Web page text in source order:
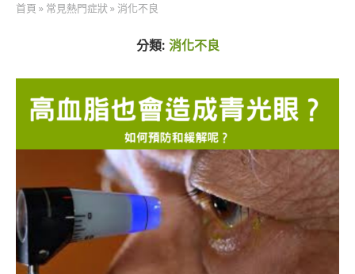
首頁 » 常見熱門症狀»消化不良
分類: 消化不良